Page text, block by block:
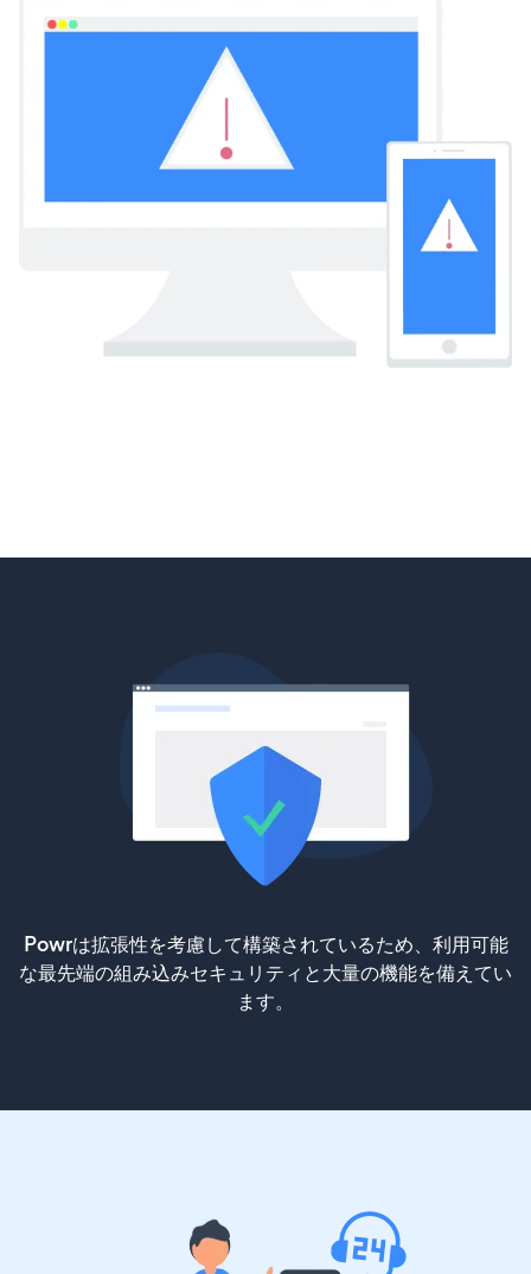
Powrは拡張性を考慮して構築されているため、利用可能
な最先端の組み込みセキュリティと大量の機能を備えてい
ます。